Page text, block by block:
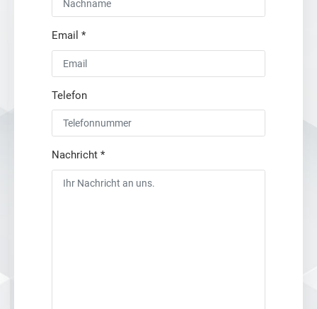
Email *
Telefon
Nachricht *